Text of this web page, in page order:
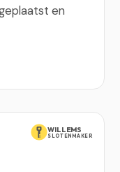
en
WILLEMS
SLOTENMAKER